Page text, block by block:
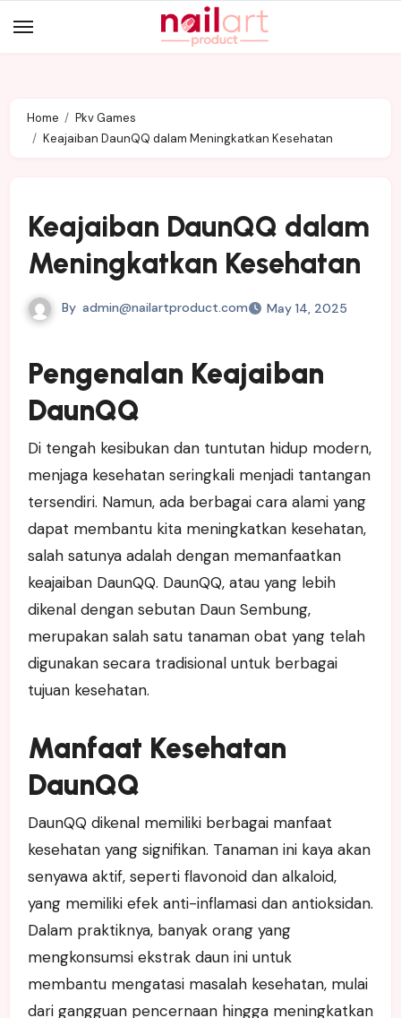
to
Home
Pkv Games
Keajaiban DaunQQ dalam Meningkatkan Kesehatan
Keajaiban DaunQQ dalam
Meningkatkan Kesehatan
By admin@nailartproduct.com May 14, 2025
Pengenalan Keajaiban
DaunQQ
Di tengah kesibukan dan tuntutan hidup modern,
menjaga kesehatan seringkali menjadi tantangan
tersendiri. Namun, ada berbagai cara alami yang
dapat membantu kita meningkatkan kesehatan,
salah satunya adalah dengan memanfaatkan
keajaiban DaunQQ. DaunQQ, atau yang lebih
dikenal dengan sebutan Daun Sembung,
merupakan salah satu tanaman obat yang telah
digunakan secara tradisional untuk berbagai
tujuan kesehatan.
Manfaat Kesehatan
DaunQQ
DaunQQ dikenal memiliki berbagai manfaat
kesehatan yang signifikan. Tanaman ini kaya akan
senyawa aktif, seperti flavonoid dan alkaloid,
yang memiliki efek anti-inflamasi dan antioksidan.
Dalam praktiknya, banyak orang yang
mengkonsumsi ekstrak daun ini untuk
membantu mengatasi masalah kesehatan, mulai
dari gangguan pencernaan hingga meningkatkan